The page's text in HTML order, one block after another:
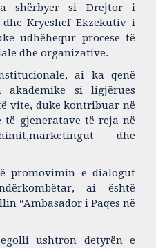
shërbyer si Drejtor i
Kryeshef Ekzekutiv i
udhëhequr procese të
dhe organizative.
ai ka qenë
si ligjërues
vite, duke kontribuar në
të gjeneratave të reja në
dhe
promovimin e dialogut
ai është
“Ambasador i Paqes në
ushtron detyrën e